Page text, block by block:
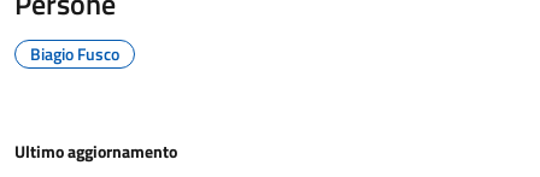
Biagio Fusco
Ultimo aggiornamento